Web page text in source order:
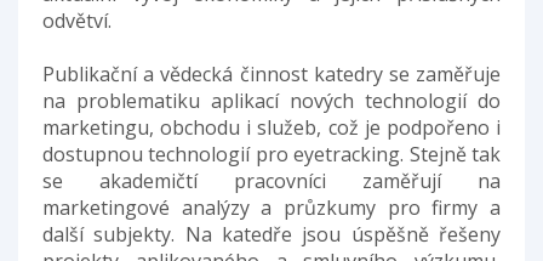
odvětví.
Publikační a vědecká činnost katedry se zaměřuje
na problematiku aplikací nových technologií do
marketingu, obchodu i služeb, což je podpořeno i
dostupnou technologií pro eyetracking. Stejně tak
se akademičtí pracovníci zaměřují na
marketingové analýzy a průzkumy pro firmy a
další subjekty. Na katedře jsou úspěšně řešeny